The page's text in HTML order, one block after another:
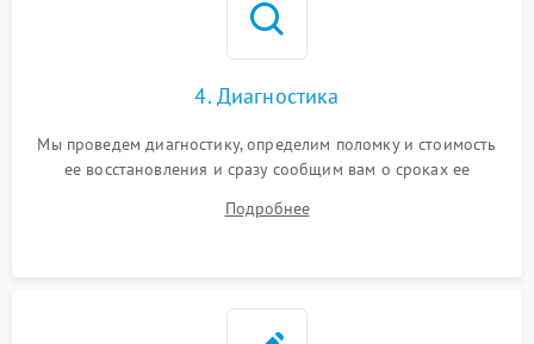
4. Диагностика
Мы проведем диагностику, определим поломку и стоимость
ее восстановления и сразу сообщим вам о сроках ее
Подробнее